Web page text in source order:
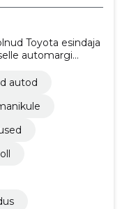
Toyota esindaja
automargi
läbi ja lõhki
autod